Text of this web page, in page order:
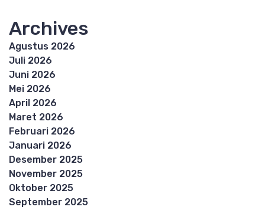
Archives
Agustus 2026
Juli 2026
Juni 2026
Mei 2026
April 2026
Maret 2026
Februari 2026
Januari 2026
Desember 2025
November 2025
Oktober 2025
September 2025